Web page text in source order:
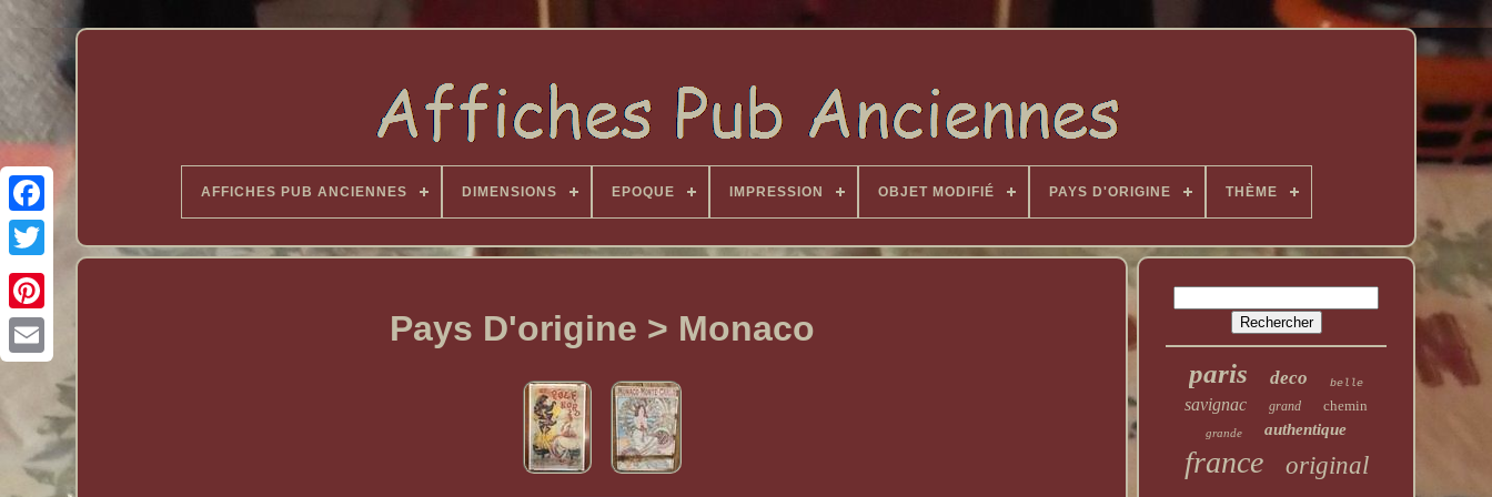
AFFICHES PUB ANCIENNES DIMENSIONS EPOQUE IMPRESSION OBJET MODIFIÉ PAYS D'ORIGINE THÈME
Pays D'origine > Monaco
paris deco belle
savignac grand chemin
grande authentique
france original